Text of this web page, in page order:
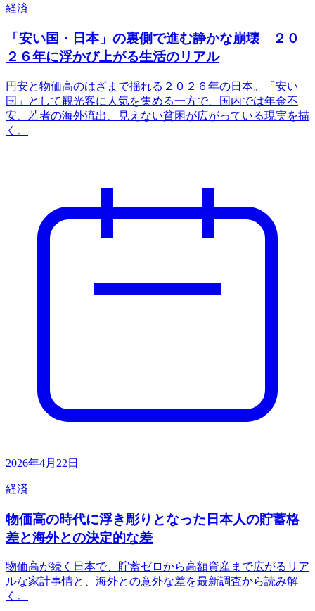
経済
「安い国・日本」の裏側で進む静かな崩壊 ２０
２６年に浮かび上がる生活のリアル
円安と物価高のはざまで揺れる２０２６年の日本。「安い
国」として観光客に人気を集める一方で、国内では年金不
安、若者の海外流出、見えない貧困が広がっている現実を描
く。
2026年4月22日
経済
物価高の時代に浮き彫りとなった日本人の貯蓄格
差と海外との決定的な差
物価高が続く日本で、貯蓄ゼロから高額資産まで広がるリア
ルな家計事情と、海外との意外な差を最新調査から読み解
く。